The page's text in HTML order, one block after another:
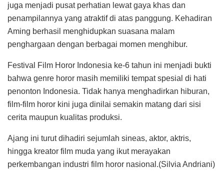
juga menjadi pusat perhatian lewat gaya khas dan
penampilannya yang atraktif di atas panggung. Kehadiran
Aming berhasil menghidupkan suasana malam
penghargaan dengan berbagai momen menghibur.
Festival Film Horor Indonesia ke-6 tahun ini menjadi bukti
bahwa genre horor masih memiliki tempat spesial di hati
penonton Indonesia. Tidak hanya menghadirkan hiburan,
film-film horor kini juga dinilai semakin matang dari sisi
cerita maupun kualitas produksi.
Ajang ini turut dihadiri sejumlah sineas, aktor, aktris,
hingga kreator film muda yang ikut merayakan
perkembangan industri film horor nasional.(Silvia Andriani)